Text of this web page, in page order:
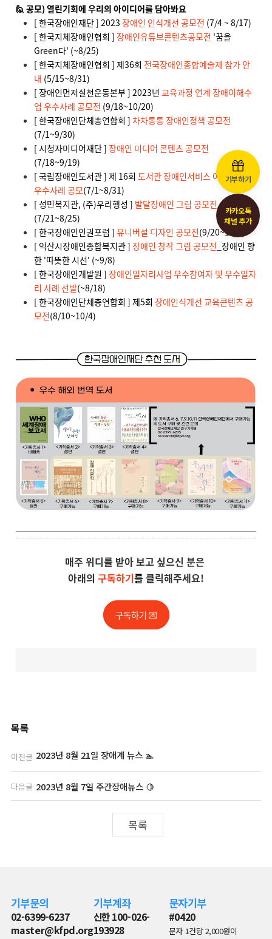
목록
이전글 2023년 8월 21일 장애계 뉴스 🏊
다음글 2023년 8월 7일 주간장애뉴스 🍋
목록
기부하기
카카오톡
채널 추가
기부문의
02-6399-6237
master@kfpd.org
기부계좌
신한 100-026-
193928
문자기부
#0420
문자 1건당 2,000원이